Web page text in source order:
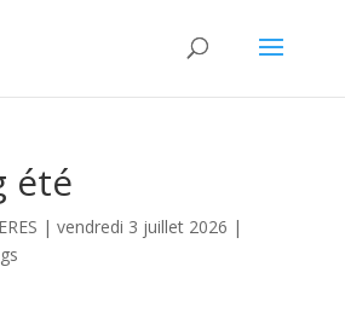
été
| vendredi 3 juillet 2026 |